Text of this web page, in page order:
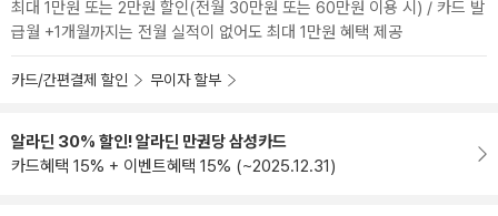
최대 1만원 또는 2만원 할인(전월 30만원 또는 60만원 이용 시) / 카드 발
급월 +1개월까지는 전월 실적이 없어도 최대 1만원 혜택 제공
카드/간편결제 할인 무이자 할부
알라딘 30% 할인! 알라딘 만권당 삼성카드
카드혜택 15% + 이벤트혜택 15% (~2025.12.31)